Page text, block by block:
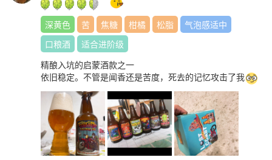
深黄色 苦 焦糖 柑橘 松脂
气泡感适中
口粮酒
适合进阶级
精酿入坑的启蒙酒款之一
依旧稳定。不管是闻香还是苦度，死去的记忆攻击了我